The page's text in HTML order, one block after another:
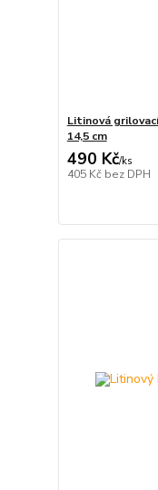
Litinová
14,5 cm
490 Kč/ks
405 Kč bez DPH